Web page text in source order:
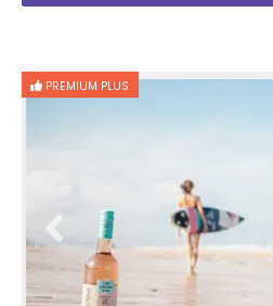
PREMIUM PLUS